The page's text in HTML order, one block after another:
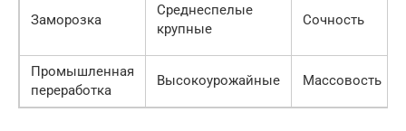
Заморозка
Среднеспелые
крупные
Сочность
Промышленная
переработка
Высокоурожайные Массовость